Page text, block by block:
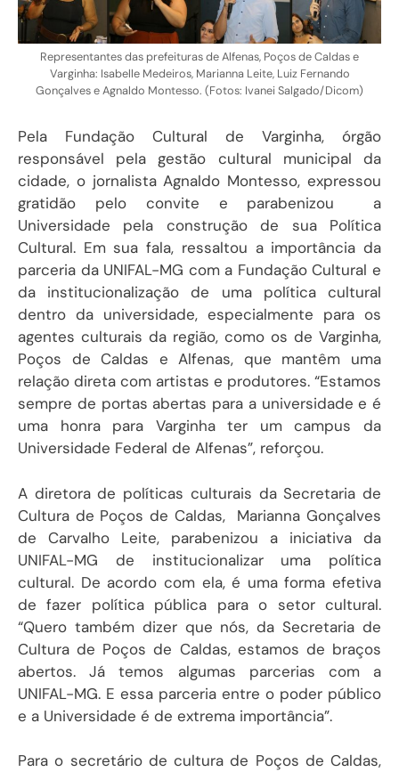
Representantes das prefeituras de Alfenas, Poços de Caldas e
Varginha: Isabelle Medeiros, Marianna Leite, Luiz Fernando
Gonçalves e Agnaldo Montesso. (Fotos: Ivanei Salgado/Dicom)
Pela Fundação Cultural de Varginha, órgão
responsável pela gestão cultural municipal da
cidade, o jornalista Agnaldo Montesso, expressou
gratidão pelo convite e parabenizou a
Universidade pela construção de sua Política
Cultural. Em sua fala, ressaltou a importância da
parceria da UNIFAL-MG com a Fundação Cultural e
da institucionalização de uma política cultural
dentro da universidade, especialmente para os
agentes culturais da região, como os de Varginha,
Poços de Caldas e Alfenas, que mantêm uma
relação direta com artistas e produtores. “Estamos
sempre de portas abertas para a universidade e é
uma honra para Varginha ter um campus da
Universidade Federal de Alfenas”, reforçou.
A diretora de políticas culturais da Secretaria de
Cultura de Poços de Caldas, Marianna Gonçalves
de Carvalho Leite, parabenizou a iniciativa da
UNIFAL-MG de institucionalizar uma política
cultural. De acordo com ela, é uma forma efetiva
de fazer política pública para o setor cultural.
“Quero também dizer que nós, da Secretaria de
Cultura de Poços de Caldas, estamos de braços
abertos. Já temos algumas parcerias com a
UNIFAL-MG. E essa parceria entre o poder público
e a Universidade é de extrema importância”.
Para o secretário de cultura de Poços de Caldas,